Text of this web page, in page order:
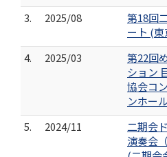
3.
2025/08
第18回
ート (
4.
2025/03
第22回
ション
協会コ
ンホー
5.
2024/11
二期会
演奏会